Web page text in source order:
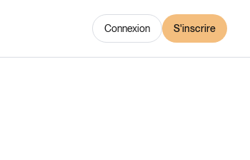
Connexion S'inscrire